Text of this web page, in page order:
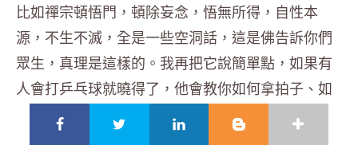
比如禪宗頓悟門，頓除妄念，悟無所得，自性本
源，不生不滅，全是一些空洞話，這是佛告訴你們
眾生，真理是這樣的。我再把它說簡單點，如果有
人會打乒乓球就曉得了，他會教你如何拿拍子、如
何上台去打，你也可以說我這邊一打，這邊一打，